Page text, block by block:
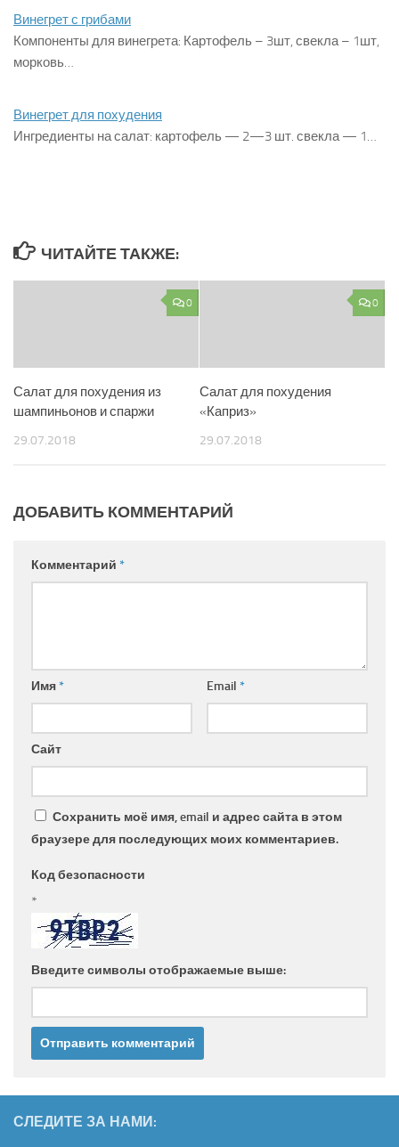
Винегрет с грибами
Компоненты для винегрета: Картофель – 3шт, свекла – 1шт,
морковь…
Винегрет для похудения
Ингредиенты на салат: картофель — 2—3 шт. свекла — 1…
ЧИТАЙТЕ ТАКЖЕ:
0
Салат для похудения из
шампиньонов и спаржи
29.07.2018
0
Салат для похудения
«Каприз»
29.07.2018
ДОБАВИТЬ КОММЕНТАРИЙ
Комментарий *
Имя* Email *
Сайт
Сохранить моё имя, email и адрес сайта в этом
браузере для последующих моих комментариев.
Код безопасности
*
Введите символы отображаемые выше:
СЛЕДИТЕ ЗА НАМИ: